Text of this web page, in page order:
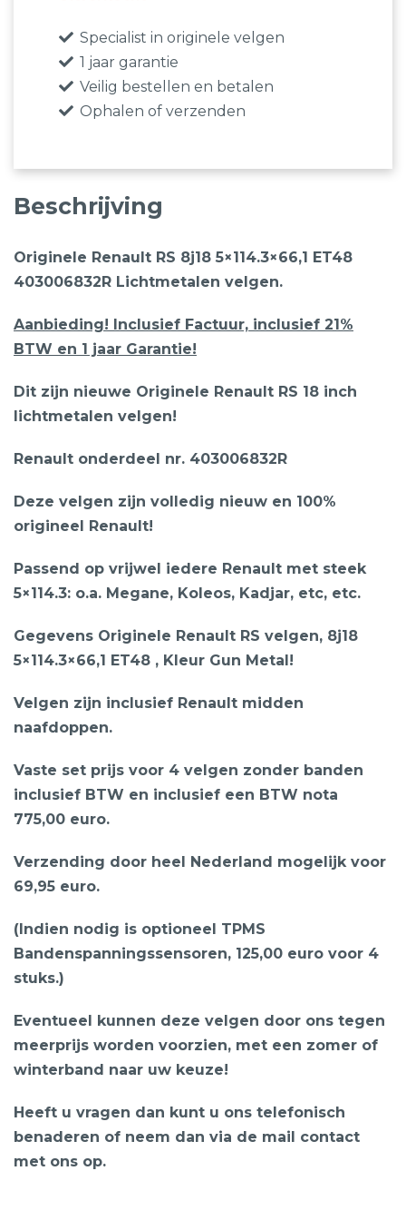
Specialist in originele velgen
1 jaar garantie
Veilig bestellen en betalen
Ophalen of verzenden
Beschrijving
Originele Renault RS 8j18 5×114.3×66,1 ET48
403006832R Lichtmetalen velgen.
Aanbieding! Inclusief Factuur, inclusief 21%
BTW en 1 jaar Garantie!
Dit zijn nieuwe Originele Renault RS 18 inch
lichtmetalen velgen!
Renault onderdeel nr. 403006832R
Deze velgen zijn volledig nieuw en 100%
origineel Renault!
Passend op vrijwel iedere Renault met steek
5×114.3: o.a. Megane, Koleos, Kadjar, etc, etc.
Gegevens Originele Renault RS velgen, 8j18
5×114.3×66,1 ET48 , Kleur Gun Metal!
Velgen zijn inclusief Renault midden
naafdoppen.
Vaste set prijs voor 4 velgen zonder banden
inclusief BTW en inclusief een BTW nota
775,00 euro.
Verzending door heel Nederland mogelijk voor
69,95 euro.
(Indien nodig is optioneel TPMS
Bandenspanningssensoren, 125,00 euro voor 4
stuks.)
Eventueel kunnen deze velgen door ons tegen
meerprijs worden voorzien, met een zomer of
winterband naar uw keuze!
Heeft u vragen dan kunt u ons telefonisch
benaderen of neem dan via de mail contact
met ons op.